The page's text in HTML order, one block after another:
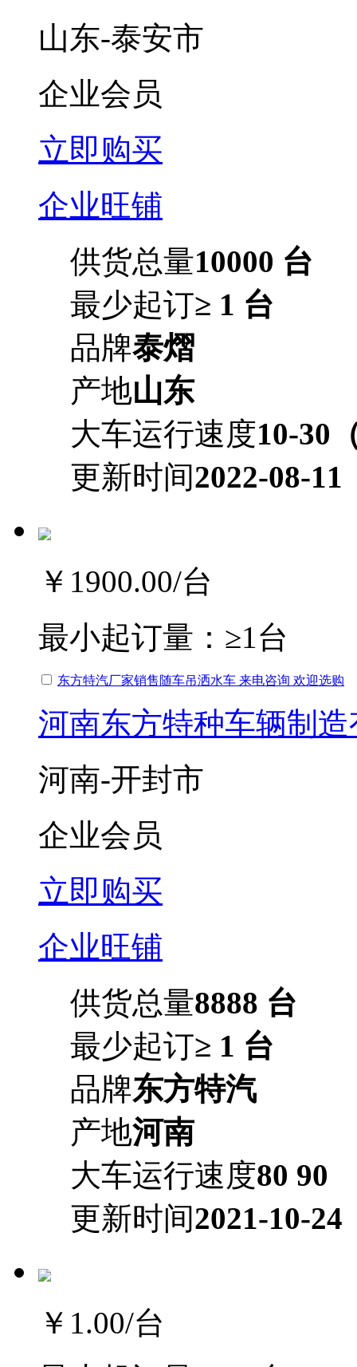
山东-泰安市
企业会员
立即购买
企业旺铺
供货总量10000 台
最少起订≥ 1 台
品牌泰熠
产地山东
大车运行速度10-30
更新时间2022-08-11
￥1900.00/台
最小起订量： ≥1台
东方特汽厂家销售随车吊洒水车 来电咨询 欢迎选购
河南东方特种车辆制
河南-开封市
企业会员
立即购买
企业旺铺
供货总量8888 台
最少起订≥ 1 台
品牌东方特汽
产地河南
大车运行速度80 90
更新时间2021-10-24
￥1.00/台